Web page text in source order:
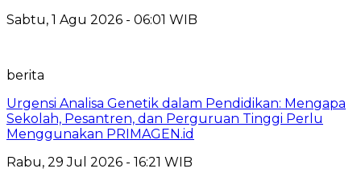
Sabtu, 1 Agu 2026 - 06:01 WIB
berita
Urgensi Analisa Genetik dalam Pendidikan: Mengapa
Sekolah, Pesantren, dan Perguruan Tinggi Perlu
Menggunakan PRIMAGEN.id
Rabu, 29 Jul 2026 - 16:21 WIB